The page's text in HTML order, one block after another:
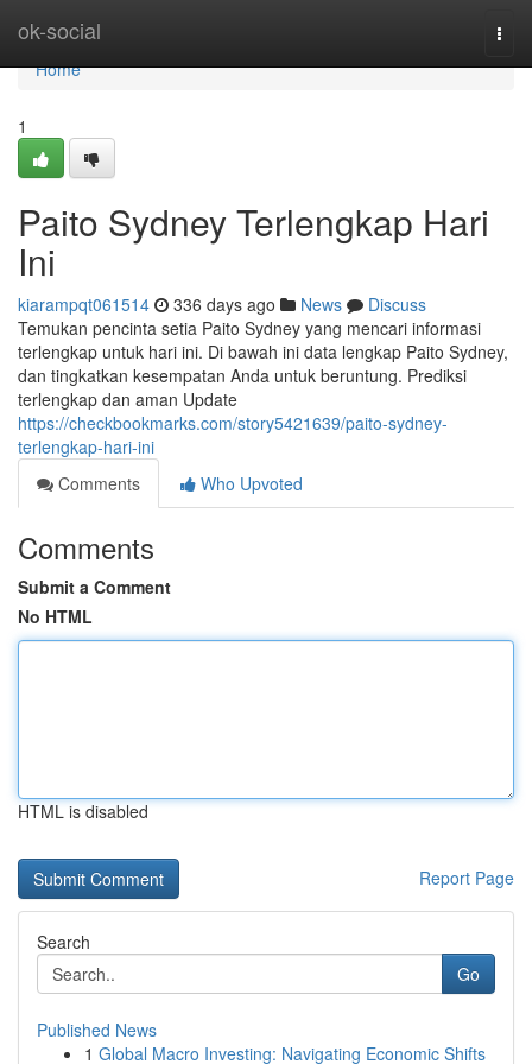
ok-social
Home
Home
1
Paito Sydney Terlengkap Hari
Ini
kiarampqt061514 336 days ago News
Discuss
Temukan pencinta setia Paito Sydney yang mencari informasi
terlengkap untuk hari ini. Di bawah ini data lengkap Paito Sydney,
dan tingkatkan kesempatan Anda untuk beruntung. Prediksi
terlengkap dan aman Update
https://checkbookmarks.com/story5421639/paito-sydney-
terlengkap-hari-ini
Comments
Who Upvoted
Comments
Submit a Comment
No HTML
HTML is disabled
Report Page
Search
Go
Published News
1 Global Macro Investing: Navigating Economic Shifts